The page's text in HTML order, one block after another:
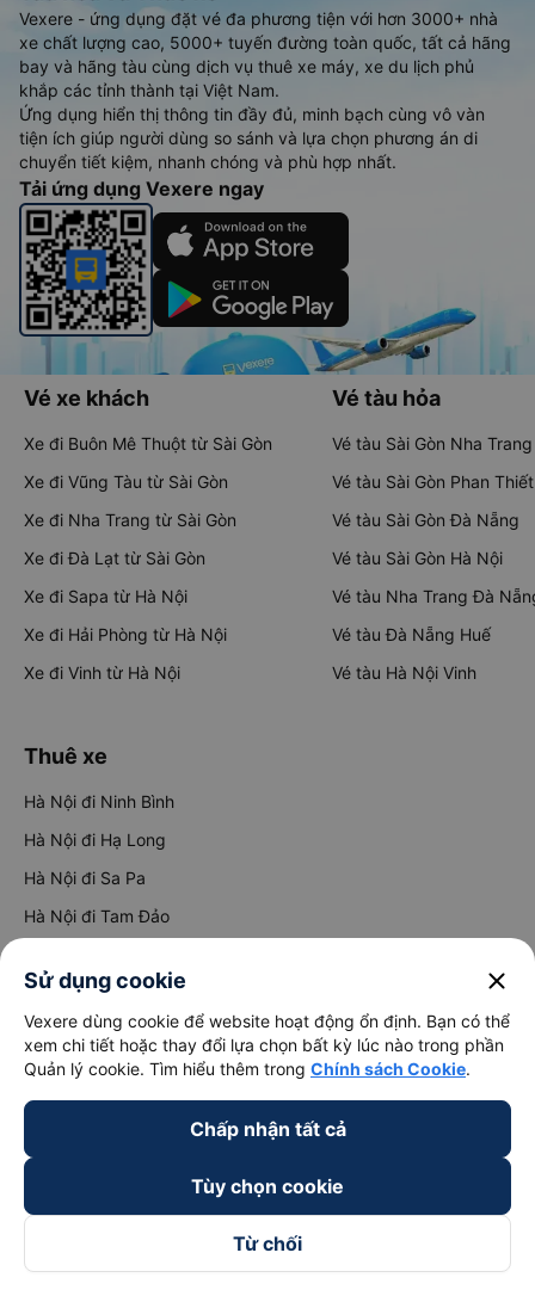
Vexere - ứng dụng đặt vé đa phương tiện với hơn 3000+ nhà
xe chất lượng cao, 5000+ tuyến đường toàn quốc, tất cả hãng
bay và hãng tàu cùng dịch vụ thuê xe máy, xe du lịch phủ
khắp các tỉnh thành tại Việt Nam.
Ứng dụng hiển thị thông tin đầy đủ, minh bạch cùng vô vàn
tiện ích giúp người dùng so sánh và lựa chọn phương án di
chuyển tiết kiệm, nhanh chóng và phù hợp nhất.
Tải ứng dụng Vexere ngay
Vé xe khách
Xe đi Buôn Mê Thuột từ Sài Gòn
Xe đi Vũng Tàu từ Sài Gòn
Xe đi Nha Trang từ Sài Gòn
Xe đi Đà Lạt từ Sài Gòn
Xe đi Sapa từ Hà Nội
Xe đi Hải Phòng từ Hà Nội
Xe đi Vinh từ Hà Nội
Vé tàu hỏa
Vé tàu Sài Gòn Nha Trang
Vé tàu Sài Gòn Phan Thiết
Vé tàu Sài Gòn Đà Nẵng
Vé tàu Sài Gòn Hà Nội
Vé tàu Nha Trang Đà
Vé tàu Đà Nẵng Huế
Vé tàu Hà Nội Vinh
Thuê xe
Hà Nội đi Ninh Bình
Hà Nội đi Hạ Long
Hà Nội đi Sa Pa
Hà Nội đi Tam Đảo
Đà Nẵng đi Huế
Hải Phòng đi Hà Nội
Xem tất cả tuyến đường
Sử dụng cookie close
Vexere dùng cookie để website hoạt động ổn định. Bạn có thể
xem chi tiết hoặc thay đổi lựa chọn bất kỳ lúc nào trong phần
Quản lý cookie. Tìm hiểu thêm trong Chính sách Cookie.
Chấp nhận tất cả
Tùy chọn cookie
Từ chối